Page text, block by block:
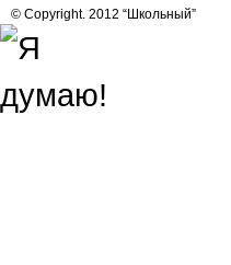
© Copyright. 2012 “Школьный”